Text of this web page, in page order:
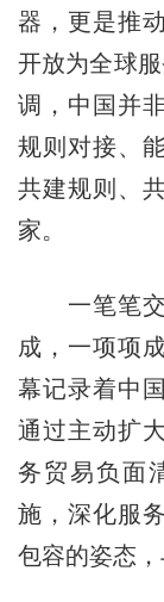
器，更是推
开放为全球
调，中国并
规则对接、
共建规则、
家。
一笔笔交
成，一项项
幕记录着中
通过主动扩
务贸易负面
施，深化服
包容的姿态，